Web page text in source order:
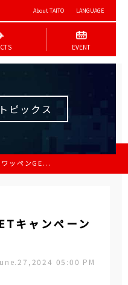
About TAITO LANGUAGE
EVENT
ピックス
ッペンGE...
キャンペーン
05:00 PM